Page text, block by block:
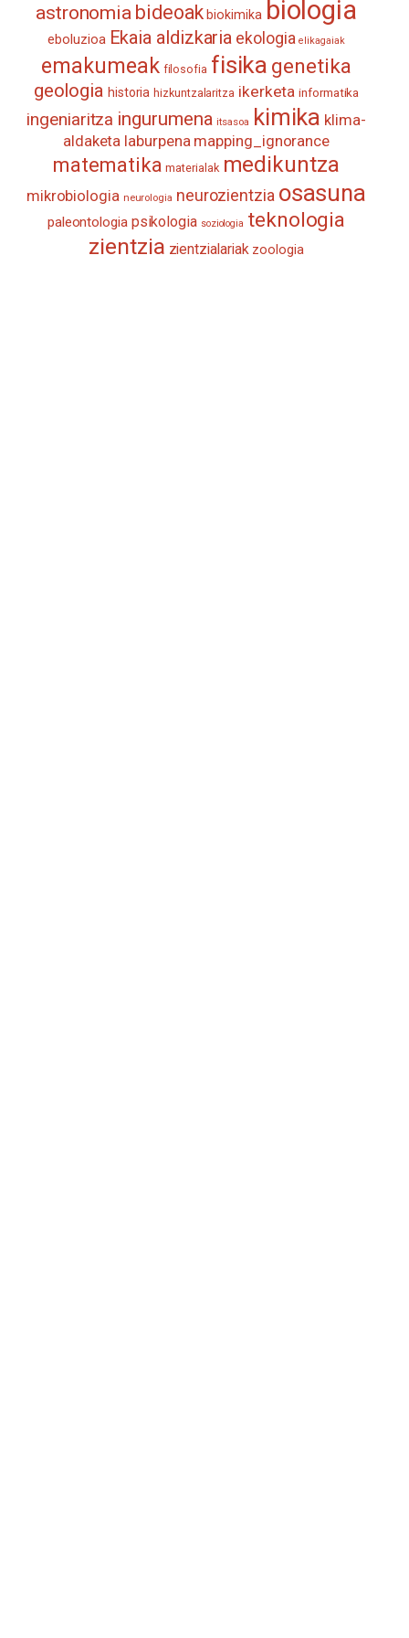
astronomia bideoak biokimika biologia
eboluzioa Ekaia aldizkaria ekologia elikagaiak
emakumeak filosofia fisika genetika
geologia historia hizkuntzalaritza ikerketa informatika
ingeniaritza ingurumena itsasoa kimika klima-
aldaketa laburpena mapping_ignorance
matematika materialak medikuntza
mikrobiologia neurologia neurozientzia osasuna
paleontologia psikologia soziologia teknologia
zientzia zientzialariak zoologia